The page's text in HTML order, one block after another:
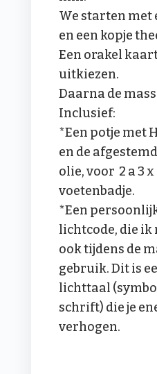
We starten met
en een kopje
Een orakel
uitkiezen.
Daarna de
Inclusief:
*Een potje met
en de
olie, voor 2 a 3 x
voetenbadje.
*Een
lichtcode, die ik
ook tijdens de
gebruik. Dit is
lichttaal
schrift) die je
verhogen.